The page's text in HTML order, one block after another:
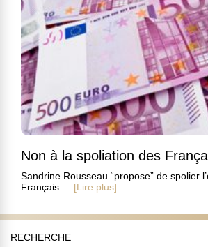
Non à la spoliation des
Sandrine Rousseau “propose” de spolier
Français ...
[Lire plus]
RECHERCHE